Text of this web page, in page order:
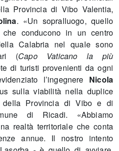
Provincia di Vibo Valentia,
. «Un sopralluogo, quello
conducono in un centro
Calabria nel quale sono
(Capo Vaticano la più
di turisti provenienti da ogni
l’ingegnere Nicola
sulla viabilità nella duplice
della Provincia di Vibo e di
di Ricadi. «Abbiamo
realtà territoriale che conta
annue. Il nostro intento